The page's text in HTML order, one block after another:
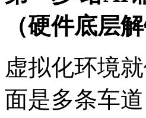
（硬件底层解
虚拟化环境
面是多条车道